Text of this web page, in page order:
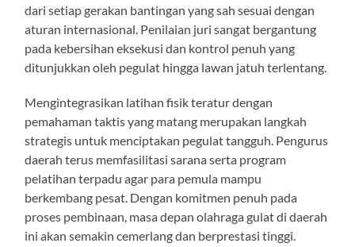
dari setiap gerakan bantingan yang sah sesuai dengan
aturan internasional. Penilaian juri sangat bergantung
pada kebersihan eksekusi dan kontrol penuh yang
ditunjukkan oleh pegulat hingga lawan jatuh terlentang.
Mengintegrasikan latihan fisik teratur dengan
pemahaman taktis yang matang merupakan langkah
strategis untuk menciptakan pegulat tangguh. Pengurus
daerah terus memfasilitasi sarana serta program
pelatihan terpadu agar para pemula mampu
berkembang pesat. Dengan komitmen penuh pada
proses pembinaan, masa depan olahraga gulat di daerah
ini akan semakin cemerlang dan berprestasi tinggi.